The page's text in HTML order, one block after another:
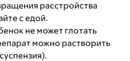
расстройства
с едой.
не может глотать
можно растворить